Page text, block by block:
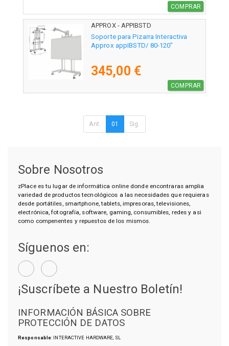
COMPRAR
APPROX - APPIBSTD
Soporte para Pizarra Interactiva
Approx appIBSTD/ 80-120"
345,00 €
COMPRAR
Ant. 01 Sig.
Sobre Nosotros
zPlace es tu lugar de informática online donde encontraras amplia
variedad de productos tecnológicos a las necesidades que requieras
desde portátiles, smartphone, tablets, impresoras, televisiones,
electrónica, fotografía, software, gaming, consumibles, redes y asi
como compenentes y repuestos de los mismos.
Síguenos en:
¡Suscríbete a Nuestro Boletín!
INFORMACIÓN BÁSICA SOBRE
PROTECCIÓN DE DATOS
Responsable: INTERACTIVE HARDWARE, SL